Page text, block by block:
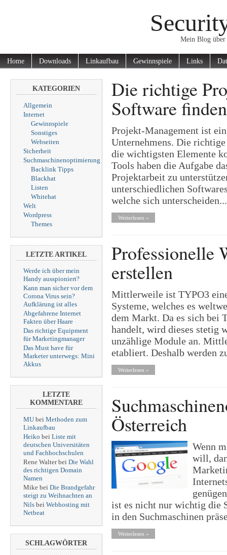
Mein Blog
Home Downloads Linkaufbau Gewinnspiele Links
KATEGORIEN
Allgemein
Internet
Gewinnspiele
Sonstiges
Webseiten
Sicherheit
Suchmaschinenoptimierung
Backlink Tipps
Blackhat
Listen
Whitehat
Welt
Wordpress
Themes
LETZTE ARTIKEL
Werde ich über mein
Handy ausspioniert?
Kann man sicher vor dem
Corona Virus sein?
Aufklärung ist alles
Abgefahrene Internet
Fakten über Haare
Das richtige Equipment
für Marketingmanager
Das Must have für
Marketer unterwegs: Mini
Akkus
LETZTE
KOMMENTARE
MU bei Methoden zum
Linkaufbau
Heiko bei Liste mit
deutschen Universitäten
und Fachhochschulen
Rene Walter bei Die Wahl
des richtigen Domain
Namen
Mike bei Die Brandgefahr
steigt zu Weihnachten an
Nils bei Webhosting mit
Netbeat
SCHLAGWÖRTER
Die richtige
Software finden
Projekt-Management ist
Unternehmens. Die
die wichtigsten Elemente
Tools haben die Aufgabe
Projektarbeit zu
unterschiedlichen
welche sich
Weiterlesen »
Professionelle
erstellen
Mittlerweile ist TYPO3
Systeme, welches es
dem Markt. Da es sich bei
handelt, wird dieses stetig
unzählige Module an.
etabliert. Deshalb werden
Weiterlesen »
Österreich
Wenn
will,
ist es nicht nur wichtig die
in den Suchmaschinen
Weiterlesen »